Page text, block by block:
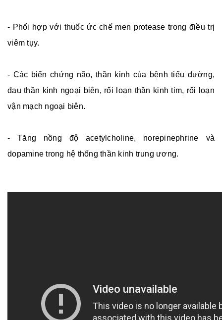
- Phối hợp với thuốc ức chế men protease trong điều trị
viêm tụy.
- Các biến chứng não, thần kinh của bệnh tiểu đường,
đau thần kinh ngoại biên, rối loạn thần kinh tim, rối loạn
vận mạch ngoại biên.
- Tăng nồng độ acetylcholine, norepinephrine và
dopamine trong hệ thống thần kinh trung ương.